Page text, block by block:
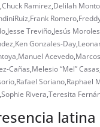
,Chuck Ramirez,Delilah
,Frank Romero,
,Jesse Treviño,Jesús Moroles
,Ken Gonzales-Day,
,Manuel Acevedo,
Cañas,Melesio “Mel” Casas
,Rafael Soriano,Raphael
,Sophie Rivera,Teresita